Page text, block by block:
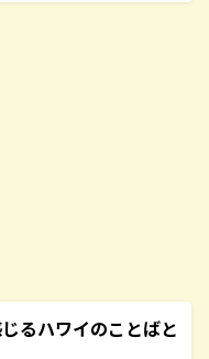
るハワイのことばと